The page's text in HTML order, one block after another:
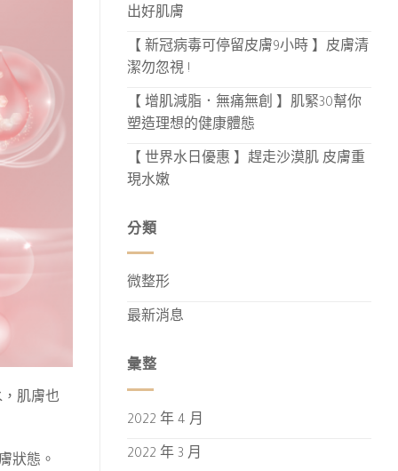
肌膚也
狀態。
出好肌膚
【 新冠病毒可停留皮膚9小時 】皮膚清
潔勿忽視 !
【 增肌減脂．無痛無創 】肌緊30幫你
塑造理想的健康體態
【 世界水日優惠 】趕走沙漠肌 皮膚重
現水嫩
分類
微整形
最新消息
彙整
2022 年 4 月
2022 年 3 月